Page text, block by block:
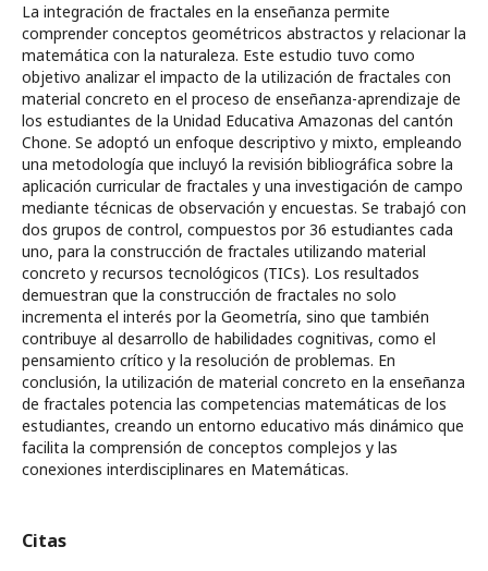
La integración de fractales en la enseñanza permite
comprender conceptos geométricos abstractos y relacionar la
matemática con la naturaleza. Este estudio tuvo como
objetivo analizar el impacto de la utilización de fractales con
material concreto en el proceso de enseñanza-aprendizaje de
los estudiantes de la Unidad Educativa Amazonas del cantón
Chone. Se adoptó un enfoque descriptivo y mixto, empleando
una metodología que incluyó la revisión bibliográfica sobre la
aplicación curricular de fractales y una investigación de campo
mediante técnicas de observación y encuestas. Se trabajó con
dos grupos de control, compuestos por 36 estudiantes cada
uno, para la construcción de fractales utilizando material
concreto y recursos tecnológicos (TICs). Los resultados
demuestran que la construcción de fractales no solo
incrementa el interés por la Geometría, sino que también
contribuye al desarrollo de habilidades cognitivas, como el
pensamiento crítico y la resolución de problemas. En
conclusión, la utilización de material concreto en la enseñanza
de fractales potencia las competencias matemáticas de los
estudiantes, creando un entorno educativo más dinámico que
facilita la comprensión de conceptos complejos y las
conexiones interdisciplinares en Matemáticas.
Citas